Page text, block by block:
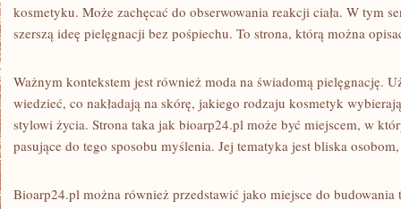
kosmetyku. Może zachęcać do obserwowania reakcji ciała. W tym
szerszą ideę pielęgnacji bez pośpiechu. To strona, którą można
Ważnym kontekstem jest również moda na świadomą pielęgnację.
wiedzieć, co nakładają na skórę, jakiego rodzaju kosmetyk
stylowi życia. Strona taka jak bioarp24.pl może być miejscem, w
pasujące do tego sposobu myślenia. Jej tematyka jest bliska
Bioarp24.pl można również przedstawić jako miejsce do budowania